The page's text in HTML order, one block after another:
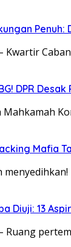
Kwartir
DPR
Mahkamah
Mafia
Diuji: 13
Ruang